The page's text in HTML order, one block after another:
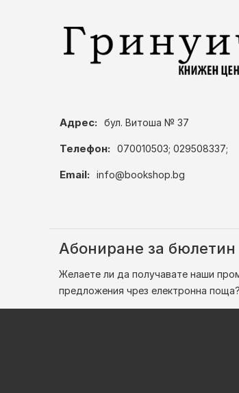
Адрес: бул. Витоша № 37
Телефон: 070010503; 029508337;
Email: info@bookshop.bg
Абониране за бюлетин
Желаете ли да получавате наши
предложения чрез електронна поща?